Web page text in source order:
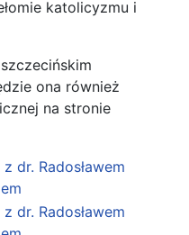
katolicyzmu i
ona również
na stronie